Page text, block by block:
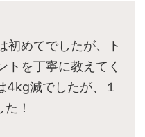
初めてでしたが、ト
トを丁寧に教えてく
4kg減でしたが、１
！